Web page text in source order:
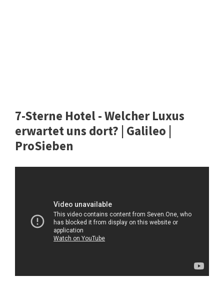
7-Sterne Hotel - Welcher Luxus
erwartet uns dort? | Galileo |
ProSieben